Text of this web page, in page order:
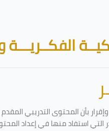
بأن المحتوى التدريبي المقدم
التي استفاد منها في إعداد